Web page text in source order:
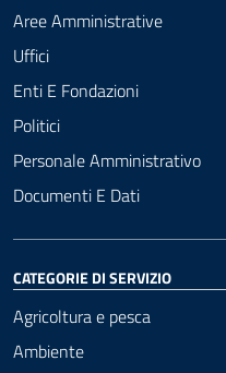
Aree Amministrative
Uffici
Enti E Fondazioni
Politici
Personale Amministrativo
Documenti E Dati
CATEGORIE DI SERVIZIO
Agricoltura e pesca
Ambiente